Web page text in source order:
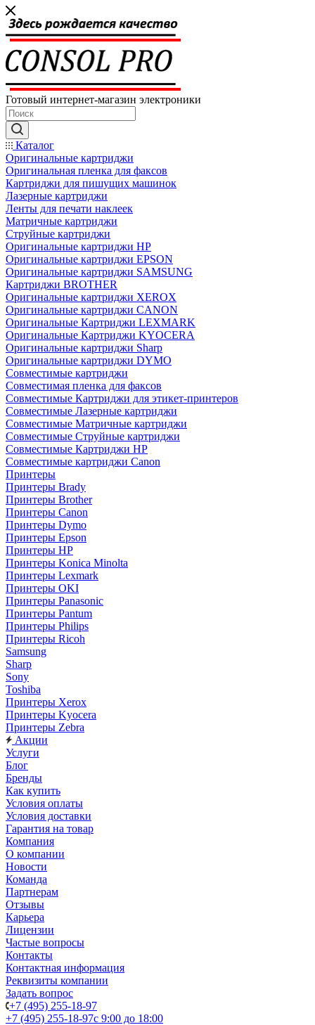
Готовый интернет-магазин электроники
Каталог
Оригинальные картриджи
Оригинальная пленка для факсов
Картриджи для пишущих машинок
Лазерные картриджи
Ленты для печати наклеек
Матричные картриджи
Струйные картриджи
Оригинальные картриджи HP
Оригинальные картриджи EPSON
Оригинальные картриджи SAMSUNG
Картриджи BROTHER
Оригинальные картриджи XEROX
Оригинальные картриджи CANON
Оригинальные Картриджи LEXMARK
Оригинальные Картриджи KYOCERA
Оригинальные картриджи Sharp
Оригинальные картриджи DYMO
Совместимые картриджи
Совместимая пленка для факсов
Совместимые Картриджи для этикет-принтеров
Совместимые Лазерные картриджи
Совместимые Матричные картриджи
Совместимые Струйные картриджи
Совместимые Картриджи HP
Совместимые картриджи Canon
Принтеры
Принтеры Brady
Принтеры Brother
Принтеры Canon
Принтеры Dymo
Принтеры Epson
Принтеры HP
Принтеры Konica Minolta
Принтеры Lexmark
Принтеры OKI
Принтеры Panasonic
Принтеры Pantum
Принтеры Philips
Принтеры Ricoh
Samsung
Sharp
Sony
Toshiba
Принтеры Xerox
Принтеры Kyocera
Принтеры Zebra
Акции
Услуги
Блог
Бренды
Как купить
Условия оплаты
Условия доставки
Гарантия на товар
Компания
О компании
Новости
Команда
Партнерам
Отзывы
Карьера
Лицензии
Частые вопросы
Контакты
Контактная информация
Реквизиты компании
Задать вопрос
+7 (495) 255-18-97
+7 (495) 255-18-97с 9:00 до 18:00